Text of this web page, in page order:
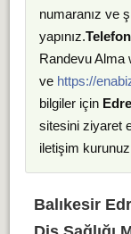
numaranız ve
yapınız.
Randevu Alma
ve https://
bilgiler için
sitesini ziyaret
iletişim
Balıkesir